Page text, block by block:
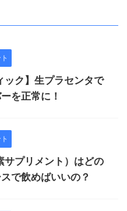
ック】生プラセンタで
を正常に！
サプリメント）はどの
で飲めばいいの？